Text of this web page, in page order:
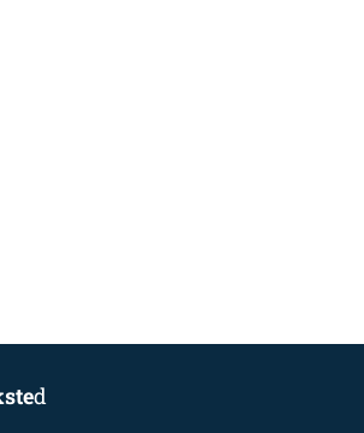
d